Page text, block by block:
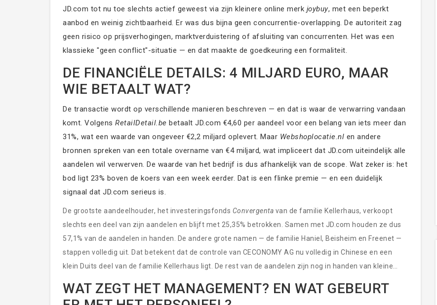
JD.com tot nu toe slechts actief geweest via zijn kleinere online merk joybuy, met een beperkt
aanbod en weinig zichtbaarheid. Er was dus bijna geen concurrentie-overlapping. De autoriteit zag
geen risico op prijsverhogingen, marktverduistering of afsluiting van concurrenten. Het was een
klassieke "geen conflict"-situatie — en dat maakte de goedkeuring een formaliteit.
DE FINANCIËLE DETAILS: 4 MILJARD EURO, MAAR
WIE BETAALT WAT?
De transactie wordt op verschillende manieren beschreven — en dat is waar de verwarring vandaan
komt. Volgens RetailDetail.be betaalt JD.com €4,60 per aandeel voor een belang van iets meer dan
31%, wat een waarde van ongeveer €2,2 miljard oplevert. Maar Webshoplocatie.nl en andere
bronnen spreken van een totale overname van €4 miljard, wat impliceert dat JD.com uiteindelijk alle
aandelen wil verwerven. De waarde van het bedrijf is dus afhankelijk van de scope. Wat zeker is: het
bod ligt 23% boven de koers van een week eerder. Dat is een flinke premie — en een duidelijk
signaal dat JD.com serieus is.
De grootste aandeelhouder, het investeringsfonds Convergenta van de familie Kellerhaus, verkoopt
slechts een deel van zijn aandelen en blijft met 25,35% betrokken. Samen met JD.com houden ze dus
57,1% van de aandelen in handen. De andere grote namen — de familie Haniel, Beisheim en Freenet —
stappen volledig uit. Dat betekent dat de controle van CECONOMY AG nu volledig in Chinese en een
klein Duits deel van de familie Kellerhaus ligt. De rest van de aandelen zijn nog in handen van kleine
WAT ZEGT HET MANAGEMENT? EN WAT GEBEURT